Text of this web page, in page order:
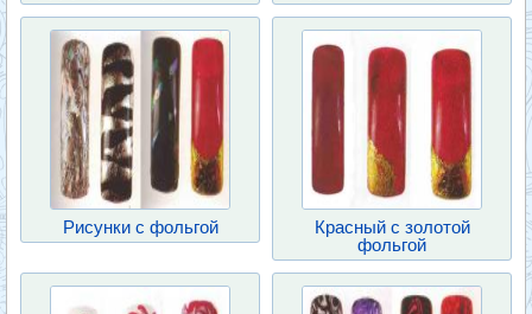
Рисунки с фольгой
Красный с золотой
фольгой